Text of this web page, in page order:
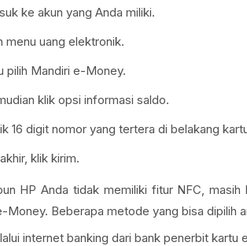
ke akun yang Anda miliki.
menu uang elektronik.
pilih Mandiri e-Money.
klik opsi informasi saldo.
16 digit nomor yang tertera di belakang
klik kirim.
HP Anda tidak memiliki fitur NFC,
Money. Beberapa metode yang bisa dipilih
internet banking dari bank penerbit kartu